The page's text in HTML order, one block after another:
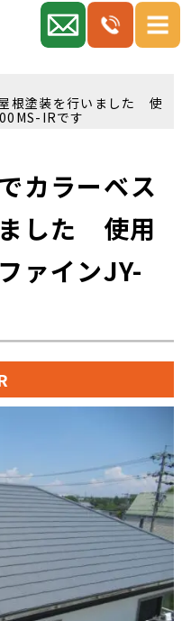
根塗装を行いました 使
IRです
カラーベス
ました 使用
ァインJY-